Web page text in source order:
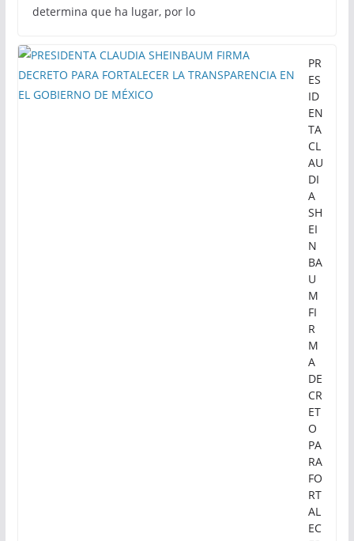
determina que ha lugar, por lo
PR
ES
ID
EN
TA
CL
AU
DI
A
SH
EI
N
BA
U
M
FI
R
M
A
DE
CR
ET
O
PA
RA
FO
RT
AL
EC